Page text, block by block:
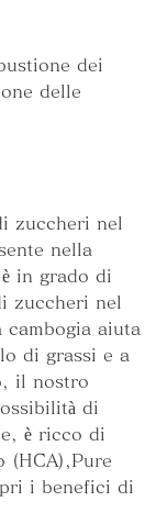
delle
zuccheri nel
nella
in grado di
zuccheri nel
cambogia aiuta
di grassi e a
il nostro
di
è ricco di
(HCA),Pure
i benefici di